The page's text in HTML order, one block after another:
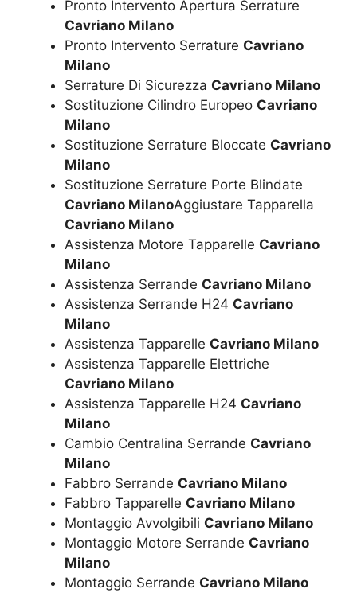
Pronto Intervento Apertura Serrature
Cavriano Milano
Pronto Intervento Serrature Cavriano
Milano
Serrature Di Sicurezza Cavriano Milano
Sostituzione Cilindro Europeo Cavriano
Milano
Sostituzione Serrature Bloccate Cavriano
Milano
Sostituzione Serrature Porte Blindate
Cavriano MilanoAggiustare Tapparella
Cavriano Milano
Assistenza Motore Tapparelle Cavriano
Milano
Assistenza Serrande Cavriano Milano
Assistenza Serrande H24 Cavriano
Milano
Assistenza Tapparelle Cavriano Milano
Assistenza Tapparelle Elettriche
Cavriano Milano
Assistenza Tapparelle H24 Cavriano
Milano
Cambio Centralina Serrande Cavriano
Milano
Fabbro Serrande Cavriano Milano
Fabbro Tapparelle Cavriano Milano
Montaggio Avvolgibili Cavriano Milano
Montaggio Motore Serrande Cavriano
Milano
Montaggio Serrande Cavriano Milano